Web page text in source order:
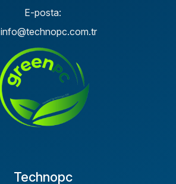
E-posta:
info@technopc.com.tr
Technopc